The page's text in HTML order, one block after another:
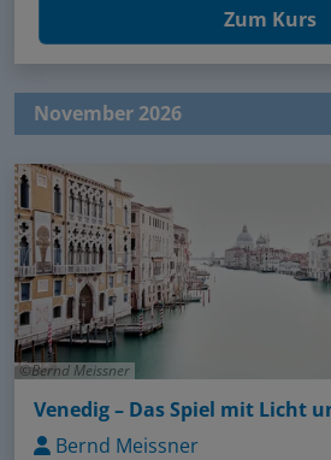
Zum Kurs
November 2026
Bernd Meissner
Bernd Meissner